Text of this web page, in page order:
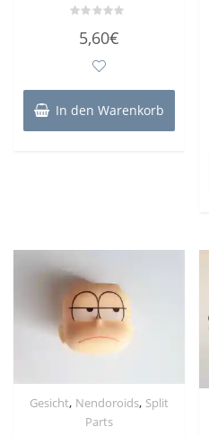
mit5,60€
In den Warenkorb
Gesicht, Nendoroids, Split
Parts